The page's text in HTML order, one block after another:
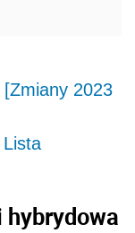
2023
hybrydowa